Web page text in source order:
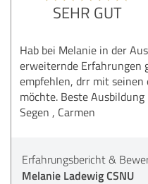
SEHR GUT
Hab bei Melanie in der
erweiternde Erfahrungen
empfehlen, drr mit
möchte. Beste
Segen , Carmen
Erfahrungsbericht &
Melanie Ladewig CSNU